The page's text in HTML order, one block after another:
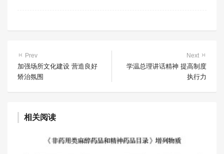
Prev
加强场所文化建设 营造良好
矫治氛围
Next
学温总理讲话精神 提高制度
执行力
相关阅读